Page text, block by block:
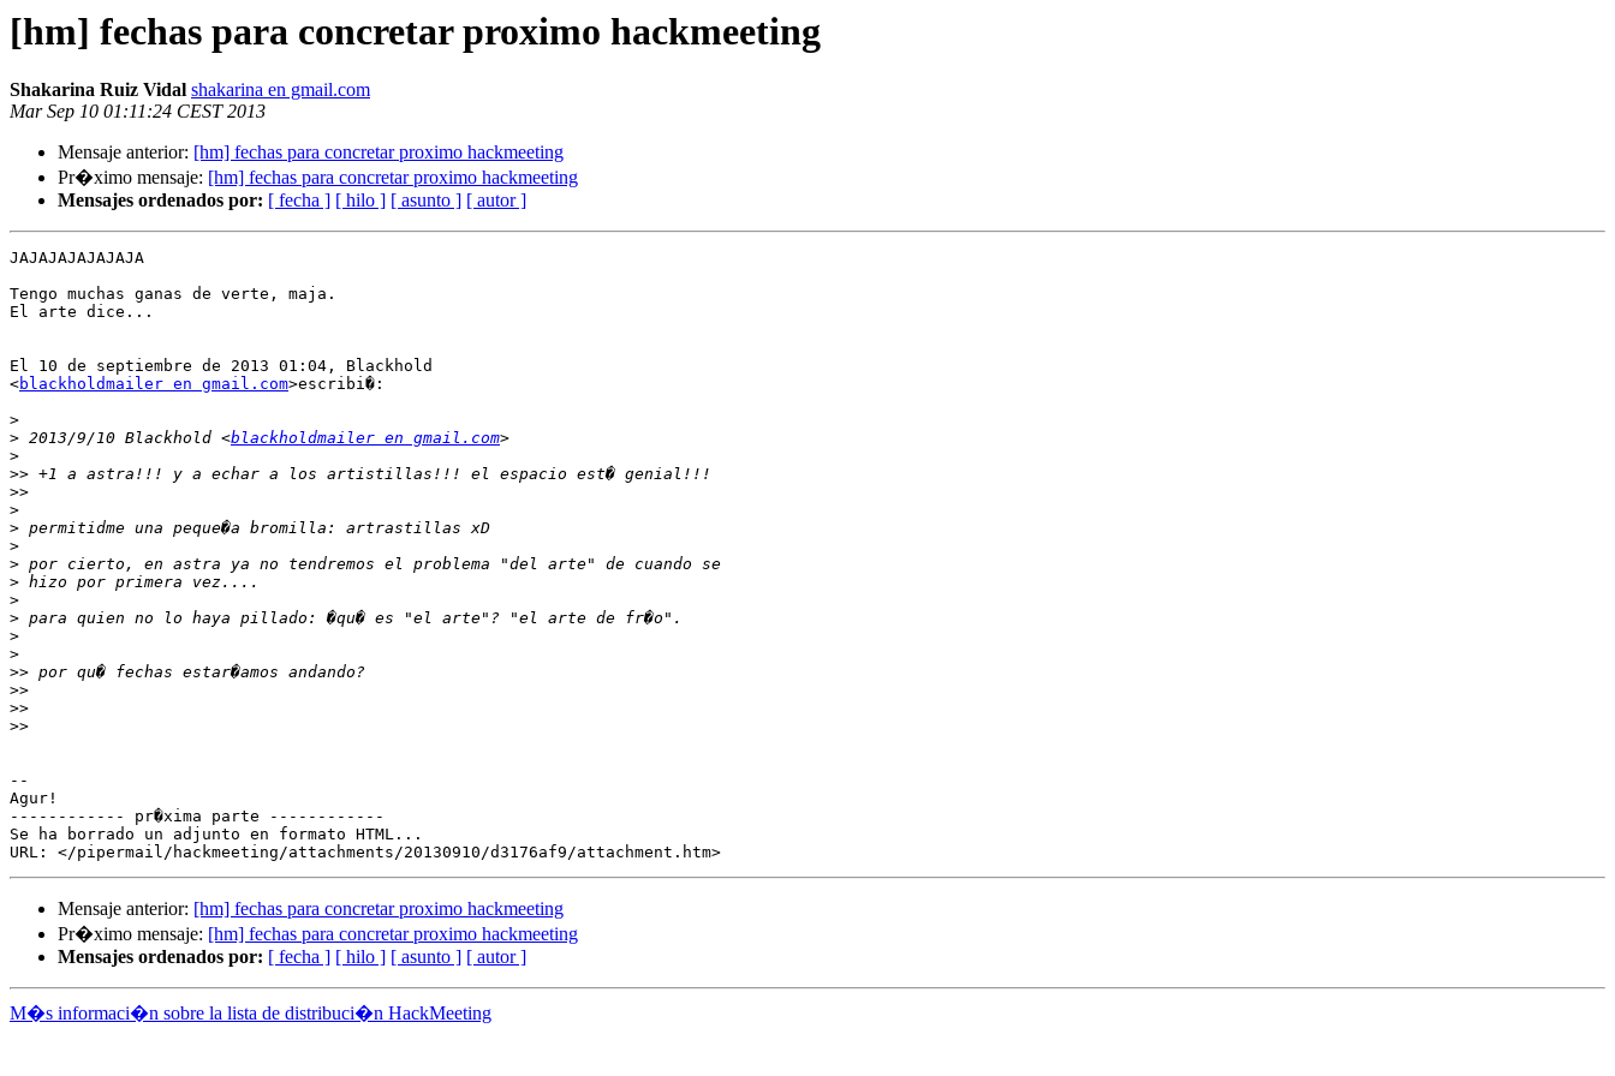
[hm] fechas para concretar proximo hackmeeting
Shakarina Ruiz Vidal shakarina en gmail.com
Mar Sep 10 01:11:24 CEST 2013
Mensaje anterior: [hm] fechas para concretar proximo hackmeeting
Pr�ximo mensaje: [hm] fechas para concretar proximo hackmeeting
Mensajes ordenados por: [ fecha ] [ hilo ] [ asunto ] [ autor ]
JAJAJAJAJAJAJA
Tengo muchas ganas de verte, maja.
El arte dice...
El 10 de septiembre de 2013 01:04, Blackhold
<blackholdmailer en gmail.com>escribi�:
>
> 2013/9/10 Blackhold <blackholdmailer en gmail.com
>
>>
>>
>
>
>
>
>
>
>
>
>
>>
>>
>>
>>
--
Agur!
------------ pr�xima parte ------------
Se ha borrado un adjunto en formato HTML...
Mensaje anterior: [hm] fechas para concretar proximo hackmeeting
Pr�ximo mensaje: [hm] fechas para concretar proximo hackmeeting
Mensajes ordenados por: [ fecha ] [ hilo ] [ asunto ] [ autor ]
M�s informaci�n sobre la lista de distribuci�n HackMeeting